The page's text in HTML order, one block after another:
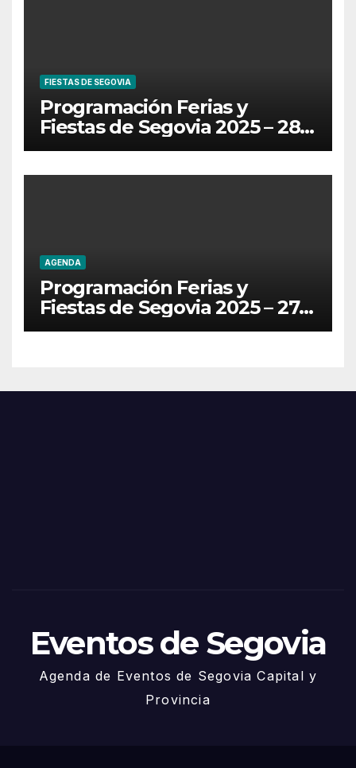
FIESTAS DE SEGOVIA
Programación Ferias y
Fiestas de Segovia 2025 – 28
de Junio
AGENDA
Programación Ferias y
Fiestas de Segovia 2025 – 27
de Junio
Eventos de Segovia
Agenda de Eventos de Segovia Capital y
Provincia